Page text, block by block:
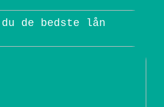
de bedste lån